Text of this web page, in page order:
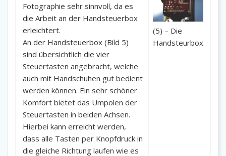
Fotographie sehr sinnvoll, da es
die Arbeit an der Handsteuerbox
erleichtert.
An der Handsteuerbox (Bild 5)
sind übersichtlich die vier
Steuertasten angebracht, welche
auch mit Handschuhen gut bedient
werden können. Ein sehr schöner
Komfort bietet das Umpolen der
Steuertasten in beiden Achsen.
Hierbei kann erreicht werden,
dass alle Tasten per Knopfdruck in
die gleiche Richtung laufen wie es
(5) – Die
Handsteurbox